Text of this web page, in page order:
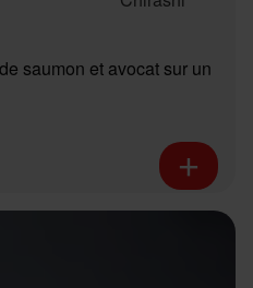
saumon et avocat sur un